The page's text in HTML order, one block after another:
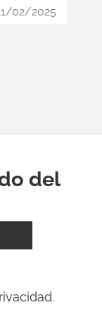
02/2025
del
.